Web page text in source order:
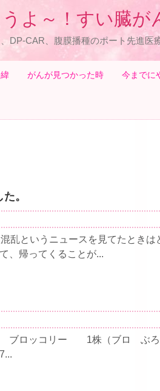
よ～！すい臓が
DP-CAR、腹膜播種のポート先進医
がんが見つかった時 今までに
。
乱というニュースを見てたときは
、帰ってくることが...
ブロッコリー 1株（ブロ ぶ